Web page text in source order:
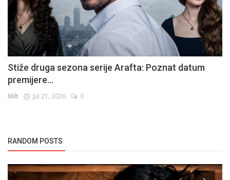
Stiže druga sezona serije Arafta: Poznat datum
premijere...
Milt Jul 21, 2026 0
RANDOM POSTS